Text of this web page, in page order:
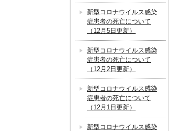
新型コロナウイルス感染
症患者の死亡について
（12月5日更新）
新型コロナウイルス感染
症患者の死亡について
（12月2日更新）
新型コロナウイルス感染
症患者の死亡について
（12月1日更新）
新型コロナウイルス感染